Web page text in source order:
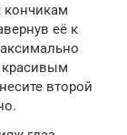
кончикам
её к
второй